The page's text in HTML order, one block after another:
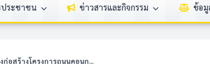
ประชาชน ข่าวสารและกิจกรรม ข้อ
อสร้างโครงการถนนคอนก...